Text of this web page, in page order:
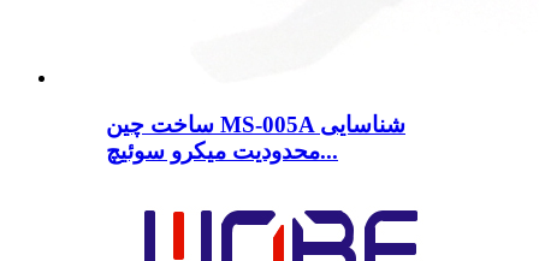
ساخت چین MS-005A شناسایی
محدودیت میکرو سوئیچ...